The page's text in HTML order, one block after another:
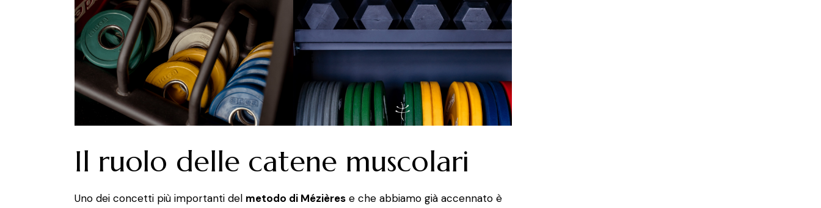
Il ruolo delle catene muscolari
Uno dei concetti più importanti del metodo di Mézières e che abbiamo già accennato è